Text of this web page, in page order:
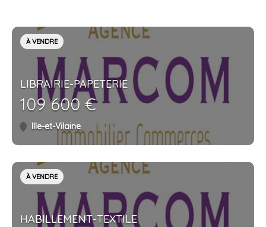
À VENDRE
LIBRAIRIE-PAPETERIE
109 600 €
Ille-et-Vilaine
À VENDRE
HABILLEMENT-TEXTILE